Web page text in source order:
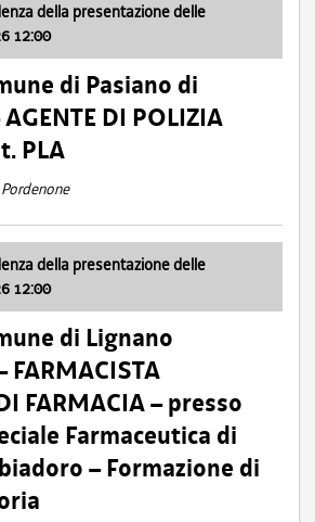
della presentazione delle
12:00
di Pasiano di
DI POLIZIA
PLA
della presentazione delle
12:00
di Lignano
FARMACISTA
FARMACIA – presso
Farmaceutica di
– Formazione di